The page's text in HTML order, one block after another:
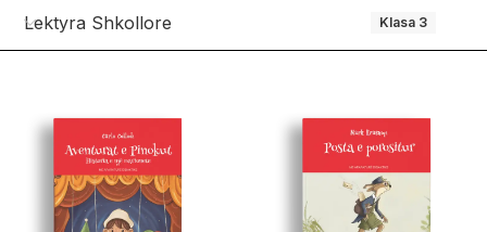
Lektyra Shkollore Klasa 3